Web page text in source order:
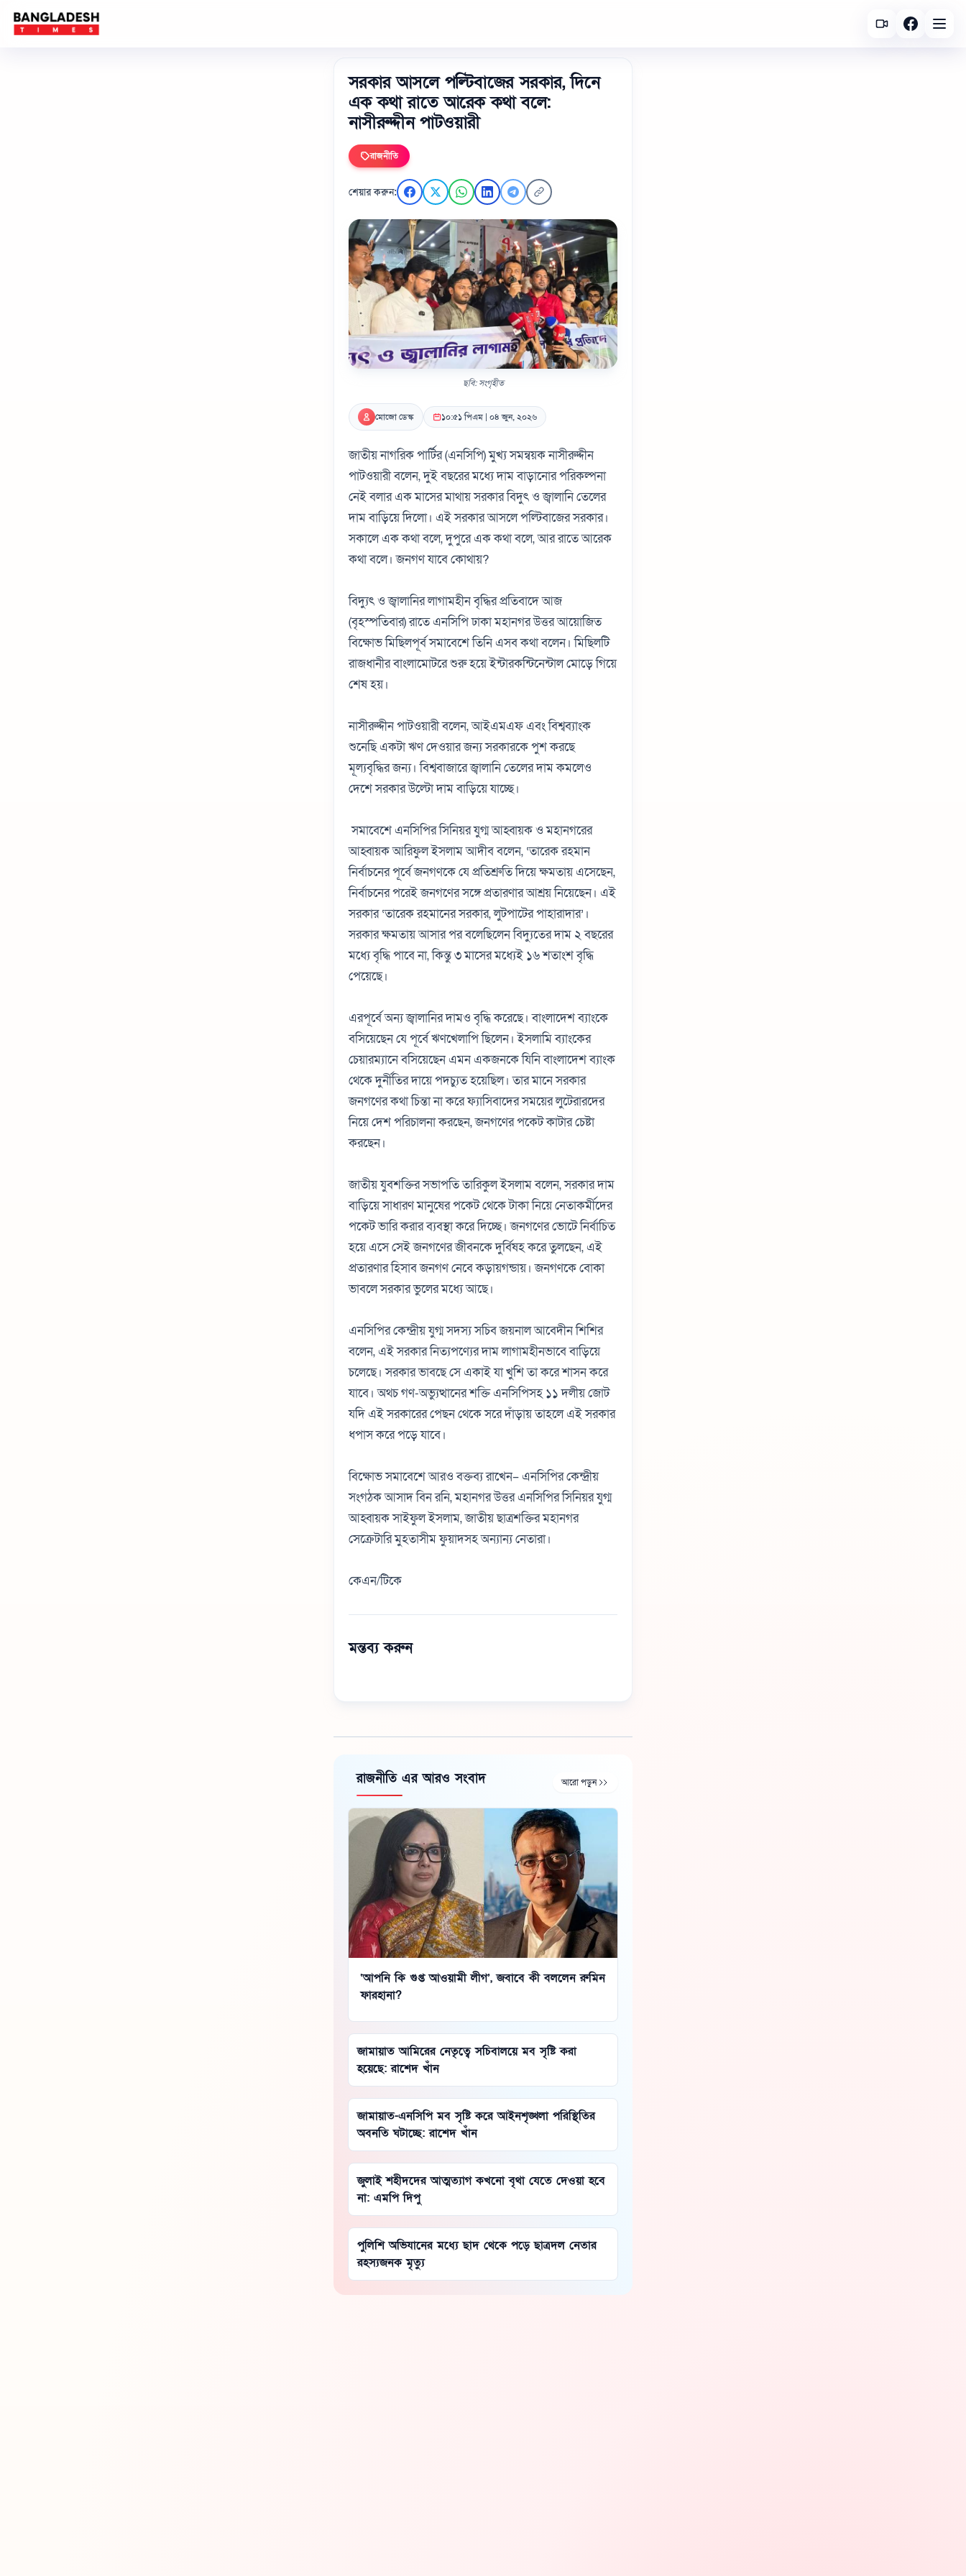
সরকার আসলে পল্টিবাজের সরকার, দিনে
এক কথা রাতে আরেক কথা বলে:
নাসীরুদ্দীন পাটওয়ারী
রাজনীতি
শেয়ার করুন:
ছবি: সংগৃহীত
মোজো ডেস্ক ১০:৫১ পিএম | ০৪ জুন, ২০২৬
জাতীয় নাগরিক পার্টির (এনসিপি) মুখ্য সমন্বয়ক নাসীরুদ্দীন
পাটওয়ারী বলেন, দুই বছরের মধ্যে দাম বাড়ানোর পরিকল্পনা
নেই বলার এক মাসের মাথায় সরকার বিদুৎ ও জ্বালানি তেলের
দাম বাড়িয়ে দিলো। এই সরকার আসলে পল্টিবাজের সরকার।
সকালে এক কথা বলে, দুপুরে এক কথা বলে, আর রাতে আরেক
কথা বলে। জনগণ যাবে কোথায়?
বিদ্যুৎ ও জ্বালানির লাগামহীন বৃদ্ধির প্রতিবাদে আজ
(বৃহস্পতিবার) রাতে এনসিপি ঢাকা মহানগর উত্তর আয়োজিত
বিক্ষোভ মিছিলপূর্ব সমাবেশে তিনি এসব কথা বলেন। মিছিলটি
রাজধানীর বাংলামোটরে শুরু হয়ে ইন্টারকন্টিনেন্টাল মোড়ে গিয়ে
শেষ হয়।
নাসীরুদ্দীন পাটওয়ারী বলেন, আইএমএফ এবং বিশ্বব্যাংক
শুনেছি একটা ঋণ দেওয়ার জন্য সরকারকে পুশ করছে
মূল্যবৃদ্ধির জন্য। বিশ্ববাজারে জ্বালানি তেলের দাম কমলেও
দেশে সরকার উল্টো দাম বাড়িয়ে যাচ্ছে।
সমাবেশে এনসিপির সিনিয়র যুগ্ম আহ্বায়ক ও মহানগরের
আহ্বায়ক আরিফুল ইসলাম আদীব বলেন, ‘তারেক রহমান
নির্বাচনের পূর্বে জনগণকে যে প্রতিশ্রুতি দিয়ে ক্ষমতায় এসেছেন,
নির্বাচনের পরেই জনগণের সঙ্গে প্রতারণার আশ্রয় নিয়েছেন। এই
সরকার ‘তারেক রহমানের সরকার, লুটপাটের পাহারাদার’।
সরকার ক্ষমতায় আসার পর বলেছিলেন বিদ্যুতের দাম ২ বছরের
মধ্যে বৃদ্ধি পাবে না, কিন্তু ৩ মাসের মধ্যেই ১৬ শতাংশ বৃদ্ধি
পেয়েছে।
এরপূর্বে অন্য জ্বালানির দামও বৃদ্ধি করেছে। বাংলাদেশ ব্যাংকে
বসিয়েছেন যে পূর্বে ঋণখেলাপি ছিলেন। ইসলামি ব্যাংকের
চেয়ারম্যানে বসিয়েছেন এমন একজনকে যিনি বাংলাদেশ ব্যাংক
থেকে দুর্নীতির দায়ে পদচ্যুত হয়েছিল। তার মানে সরকার
জনগণের কথা চিন্তা না করে ফ্যাসিবাদের সময়ের লুটেরারদের
নিয়ে দেশ পরিচালনা করছেন, জনগণের পকেট কাটার চেষ্টা
করছেন।
জাতীয় যুবশক্তির সভাপতি তারিকুল ইসলাম বলেন, সরকার দাম
বাড়িয়ে সাধারণ মানুষের পকেট থেকে টাকা নিয়ে নেতাকর্মীদের
পকেট ভারি করার ব্যবস্থা করে দিচ্ছে। জনগণের ভোটে নির্বাচিত
হয়ে এসে সেই জনগণের জীবনকে দুর্বিষহ করে তুলছেন, এই
প্রতারণার হিসাব জনগণ নেবে কড়ায়গন্ডায়। জনগণকে বোকা
ভাবলে সরকার ভুলের মধ্যে আছে।
এনসিপির কেন্দ্রীয় যুগ্ম সদস্য সচিব জয়নাল আবেদীন শিশির
বলেন, এই সরকার নিত্যপণ্যের দাম লাগামহীনভাবে বাড়িয়ে
চলেছে। সরকার ভাবছে সে একাই যা খুশি তা করে শাসন করে
যাবে। অথচ গণ-অভ্যুত্থানের শক্তি এনসিপিসহ ১১ দলীয় জোট
যদি এই সরকারের পেছন থেকে সরে দাঁড়ায় তাহলে এই সরকার
ধপাস করে পড়ে যাবে।
বিক্ষোভ সমাবেশে আরও বক্তব্য রাখেন– এনসিপির কেন্দ্রীয়
সংগঠক আসাদ বিন রনি, মহানগর উত্তর এনসিপির সিনিয়র যুগ্ম
আহ্বায়ক সাইফুল ইসলাম, জাতীয় ছাত্রশক্তির মহানগর
সেক্রেটারি মুহতাসীম ফুয়াদসহ অন্যান্য নেতারা।
কেএন/টিকে
মন্তব্য করুন
রাজনীতি এর আরও সংবাদ আরো পড়ুন
‘আপনি কি গুপ্ত আওয়ামী লীগ’, জবাবে কী বললেন রুমিন
ফারহানা?
জামায়াত আমিরের নেতৃত্বে সচিবালয়ে মব সৃষ্টি করা
হয়েছে: রাশেদ খাঁন
জামায়াত-এনসিপি মব সৃষ্টি করে আইনশৃঙ্খলা পরিস্থিতির
অবনতি ঘটাচ্ছে: রাশেদ খাঁন
জুলাই শহীদদের আত্মত্যাগ কখনো বৃথা যেতে দেওয়া হবে
না: এমপি দিপু
পুলিশি অভিযানের মধ্যে ছাদ থেকে পড়ে ছাত্রদল নেতার
রহস্যজনক মৃত্যু